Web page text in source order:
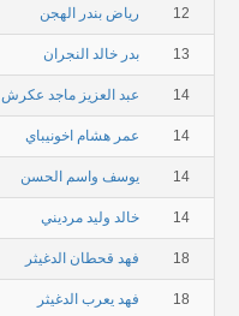
12 رياض بندر الهجن
13 بدر خالد النجران
14 عبد العزيز ماجد عكرش
14 عمر هشام اخونيباي
14 يوسف واسم الحسن
14 خالد وليد مرديني
18 فهد قحطان الدغيثر
18 فهد يعرب الدغيثر